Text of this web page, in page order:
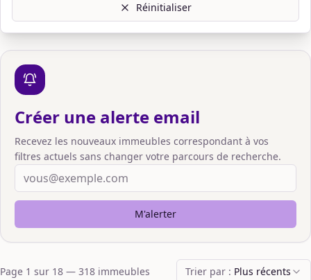
Réinitialiser
Créer une alerte email
Recevez les nouveaux immeubles correspondant à vos
filtres actuels sans changer votre parcours de recherche.
M'alerter
Page 1 sur 18 — 318 immeubles Trier par : Plus récents